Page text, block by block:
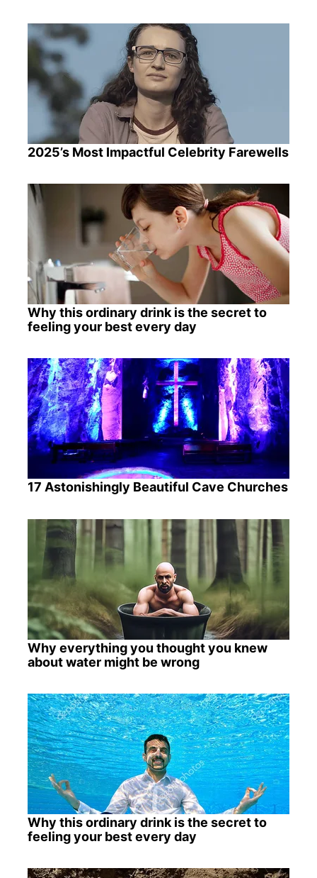
2025’s Most Impactful Celebrity Farewells
Why this ordinary drink is the secret to
feeling your best every day
17 Astonishingly Beautiful Cave Churches
Why everything you thought you knew
about water might be wrong
Why this ordinary drink is the secret to
feeling your best every day